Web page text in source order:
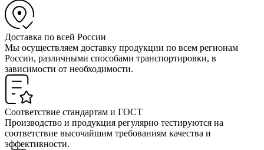
Доставка по всей России
Мы осуществляем доставку продукции по всем регионам
России, различными способами транспортировки, в
зависимости от необходимости.
Соответствие стандартам и ГОСТ
Производство и продукция регулярно тестируются на
соответствие высочайшим требованиям качества и
эффективности.